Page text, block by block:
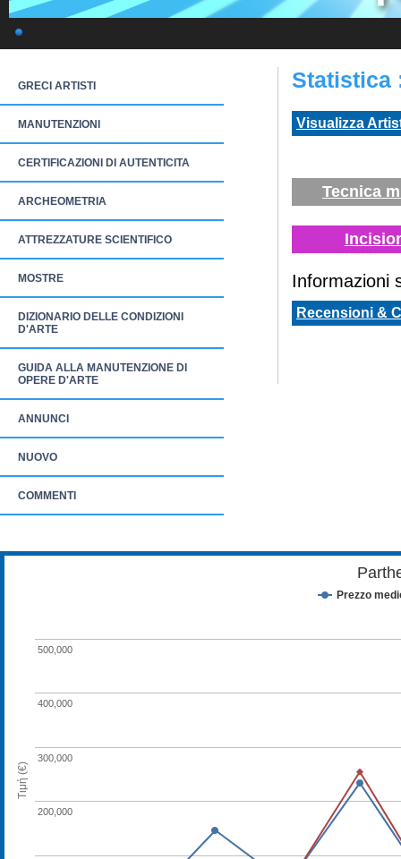
GRECI ARTISTI
MANUTENZIONI
CERTIFICAZIONI DI AUTENTICITA
ARCHEOMETRIA
ATTREZZATURE SCIENTIFICO
MOSTRE
DIZIONARIO DELLE CONDIZIONI
D'ARTE
GUIDA ALLA MANUTENZIONE DI
OPERE D'ARTE
ANNUNCI
NUOVO
COMMENTI
Statistica
Visualizza
Tecnica
Informazioni
Recensioni &
Τιμή (€)
Prezzo
200,000
300,000
400,000
500,000